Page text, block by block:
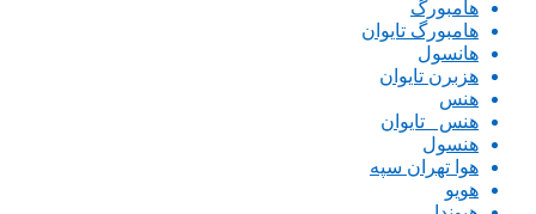
هامبورگ
هامبورگ تایوان
هانسول
هزبرن تایوان
هنس
هنس _تایوان
هنسول
هوا تهران سپه
هویو